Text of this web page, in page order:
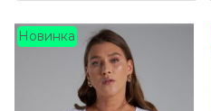
Новинка